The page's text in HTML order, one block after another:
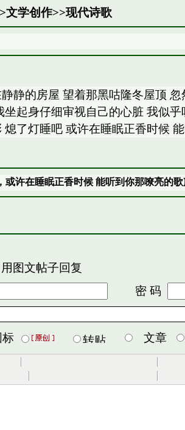
文学创作>>现代诗歌
静的房屋 望着那黑咕隆冬屋顶
坐起身仔细审视自己的心脏 我似
熄了灯睡吧 或许在睡眠正香时候
或许在睡眠正香时候 能听到你那嘹亮的歌
用图文帖子回复
密 码
标 文章